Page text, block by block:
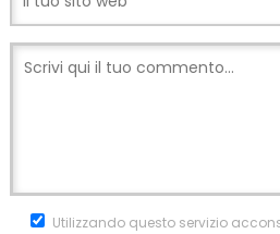
Utilizzando questo servizio